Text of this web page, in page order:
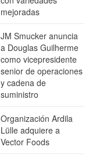
mejoradas
JM Smucker anuncia
a Douglas Guilherme
como vicepresidente
senior de operaciones
y cadena de
suministro
Organización Ardila
Lülle adquiere a
Vector Foods